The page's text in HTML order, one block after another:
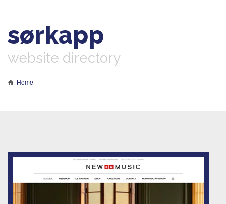
sørkapp
website directory
Home